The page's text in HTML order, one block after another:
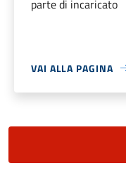
parte di incaricato
VAI ALLA PAGINA